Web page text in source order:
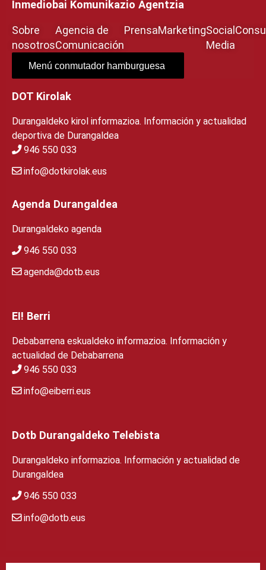
Inmediobai Komunikazio Agentzia
Sobre
nosotros
Agencia de
Comunicación
PrensaMarketingSocial
Media
Menú conmutador hamburguesa
DOT Kirolak
Durangaldeko kirol informazioa. Información y actualidad
deportiva de Durangaldea
946 550 033
info@dotkirolak.eus
Agenda Durangaldea
Durangaldeko agenda
946 550 033
agenda@dotb.eus
EI! Berri
Debabarrena eskualdeko informazioa. Información y
actualidad de Debabarrena
946 550 033
info@eiberri.eus
Dotb Durangaldeko Telebista
Durangaldeko informazioa. Información y actualidad de
Durangaldea
946 550 033
info@dotb.eus